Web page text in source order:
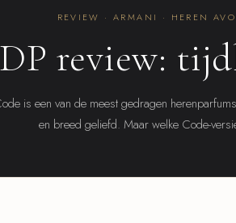
REVIEW · ARMANI · HEREN
review:
is een van de meest gedragen
en breed geliefd. Maar welke Code-